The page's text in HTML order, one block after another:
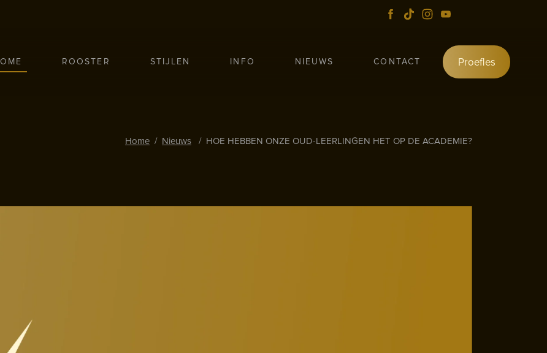
ROOSTER STIJLEN INFO NIEUWS CONTACT Proefles
Home / Nieuws / HOE HEBBEN ONZE OUD-LEERLINGEN HET OP DE ACADEMIE?